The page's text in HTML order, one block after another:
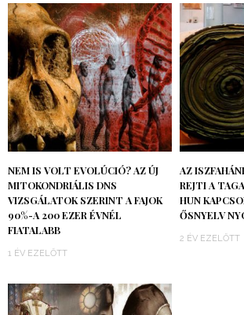
NEM IS VOLT EVOLÚCIÓ? AZ ÚJ
MITOKONDRIÁLIS DNS
VIZSGÁLATOK SZERINT A FAJOK
90%-A 200 EZER ÉVNÉL
FIATALABB
1 ÉV EZELŐTT
AZ
REJTI A
HUN
ŐSNYELV
2 ÉV EZELŐTT